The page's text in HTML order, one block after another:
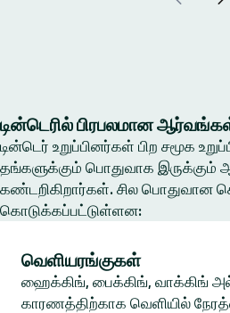
டின்டெரில் பிரபலமான
டின்டெர் உறுப்பினர்கள் பிற சமூக
தங்களுக்கும் பொதுவாக
கண்டறிகிறார்கள். சில பொதுவான
கொடுக்கப்பட்டுள்ளன:
வெளியரங்குகள்
ஹைக்கிங், பைக்கிங், வாக்கிங்
காரணத்திற்காக வெளியில்